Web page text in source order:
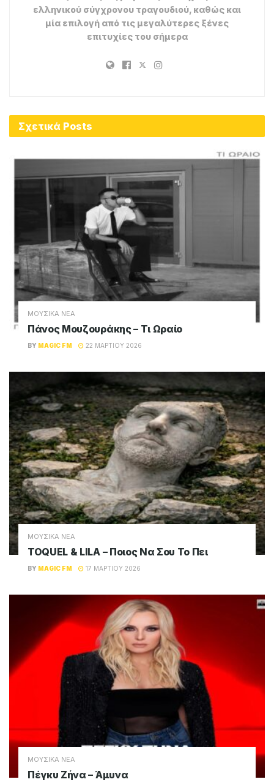
ελληνικού σύγχρονου τραγουδιού, καθώς και
μία επιλογή από τις μεγαλύτερες ξένες
επιτυχίες του σήμερα
Σχετικά Posts
ΜΟΥΣΙΚΑ ΝΕΑ
Πάνος Μουζουράκης – Τι Ωραίο
BY MAGIC FM 22 ΜΑΡΤΊΟΥ 2026
ΜΟΥΣΙΚΑ ΝΕΑ
TOQUEL & LILA – Ποιος Να Σου Το Πει
BY MAGIC FM 17 ΜΑΡΤΊΟΥ 2026
ΜΟΥΣΙΚΑ ΝΕΑ
Πέγκυ Ζήνα – Άμυνα